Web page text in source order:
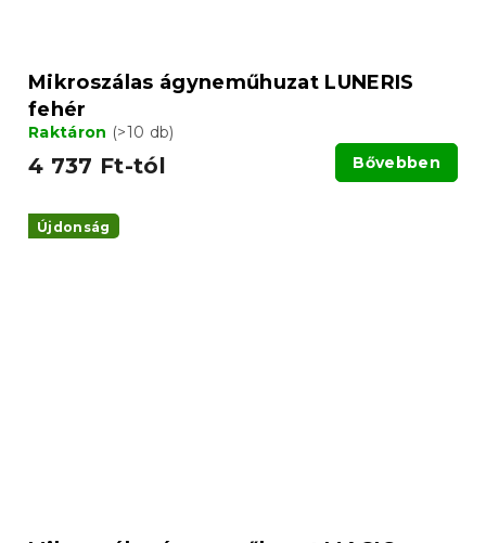
Mikroszálas ágyneműhuzat LUNERIS
fehér
Raktáron (>10 db)
4 737 Ft-tól Bővebben
Újdonság